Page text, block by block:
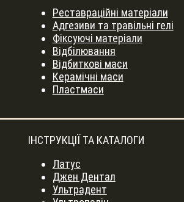
Реставраційні матеріали
Адгезиви та травільні гелі
Фіксуючі матеріали
Відбілювання
Відбиткові маси
Керамічні маси
Пластмаси
ІНСТРУКЦІЇ ТА КАТАЛОГИ
Латус
Джен Дентал
Ультрадент